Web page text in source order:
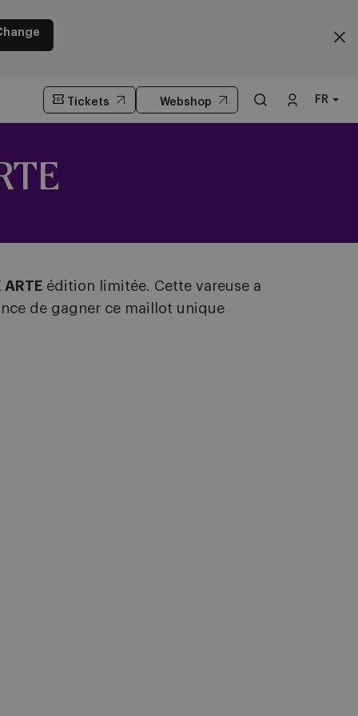
Tickets Webshop FR
édition limitée. Cette vareuse a
de gagner ce maillot unique